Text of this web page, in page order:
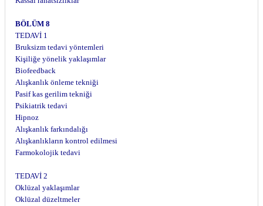
BÖLÜM 8
TEDAVİ 1
Bruksizm tedavi yöntemleri
Kişiliğe yönelik yaklaşımlar
Biofeedback
Alışkanlık önleme tekniği
Pasif kas gerilim tekniği
Psikiatrik tedavi
Hipnoz
Alışkanlık farkındalığı
Alışkanlıkların kontrol edilmesi
Farmokolojik tedavi
TEDAVİ 2
Oklüzal yaklaşımlar
Oklüzal düzeltmeler